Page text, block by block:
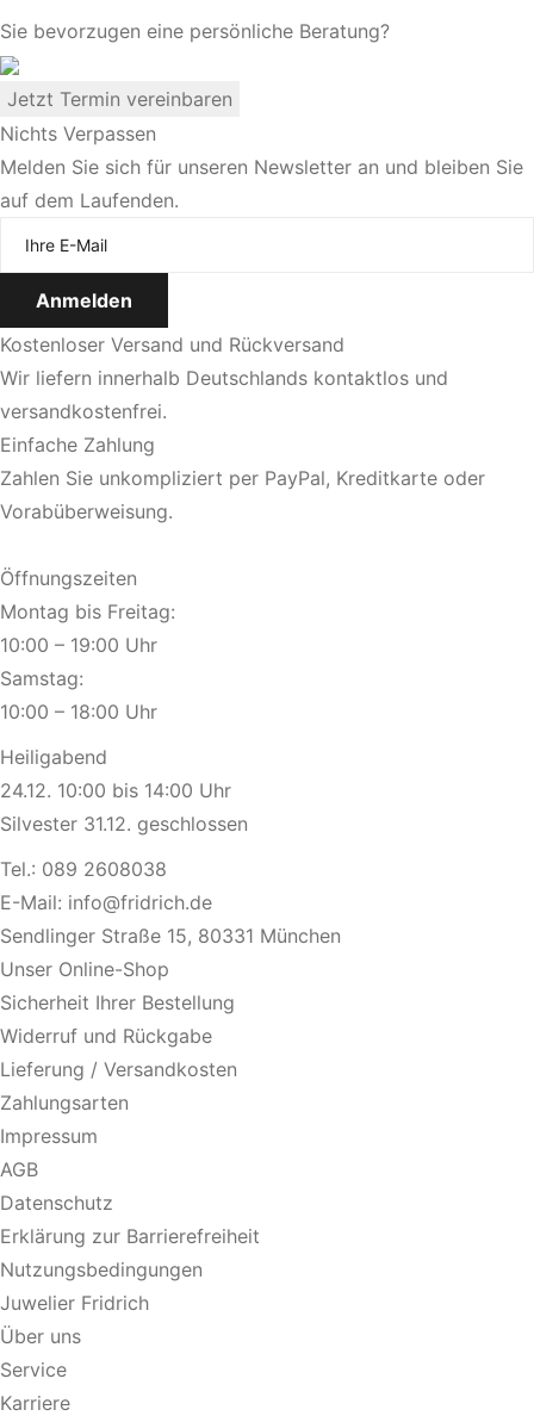
Sie bevorzugen eine persönliche Beratung?
Jetzt Termin vereinbaren
Nichts Verpassen
Melden Sie sich für unseren Newsletter an und bleiben Sie
auf dem Laufenden.
Kostenloser Versand und Rückversand
Wir liefern innerhalb Deutschlands kontaktlos und
versandkostenfrei.
Einfache Zahlung
Zahlen Sie unkompliziert per PayPal, Kreditkarte oder
Vorabüberweisung.
Öffnungszeiten
Montag bis Freitag:
10:00 – 19:00 Uhr
Samstag:
10:00 – 18:00 Uhr
Heiligabend
24.12. 10:00 bis 14:00 Uhr
Silvester 31.12. geschlossen
Tel.: 089 2608038
E-Mail: info@fridrich.de
Sendlinger Straße 15, 80331 München
Unser Online-Shop
Sicherheit Ihrer Bestellung
Widerruf und Rückgabe
Lieferung / Versandkosten
Zahlungsarten
Impressum
AGB
Datenschutz
Erklärung zur Barrierefreiheit
Nutzungsbedingungen
Juwelier Fridrich
Über uns
Service
Karriere